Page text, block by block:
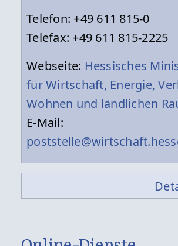
Telefon: +49 611 815-0
Telefax: +49 611 815-2225
Webseite: Hessisches
für Wirtschaft, Energie,
Wohnen und ländlichen
E-Mail: